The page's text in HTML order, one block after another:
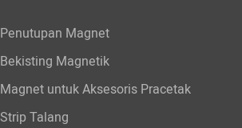
Penutupan Magnet
Bekisting Magnetik
Magnet untuk Aksesoris Pracetak
Strip Talang